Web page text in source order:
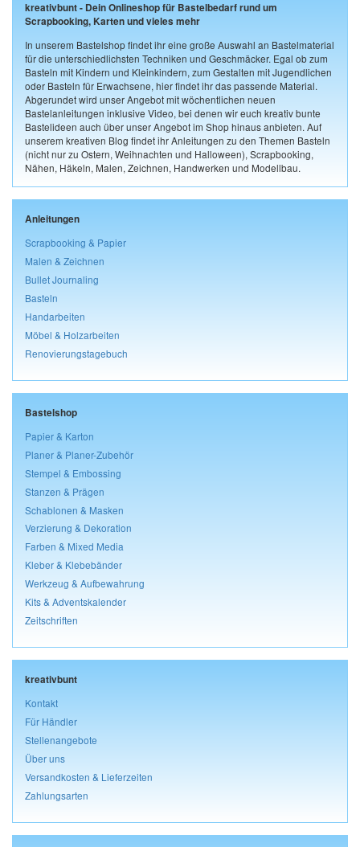
kreativbunt - Dein Onlineshop für Bastelbedarf rund um
Scrapbooking, Karten und vieles mehr
In unserem Bastelshop findet ihr eine große Auswahl an Bastelmaterial
für die unterschiedlichsten Techniken und Geschmäcker. Egal ob zum
Basteln mit Kindern und Kleinkindern, zum Gestalten mit Jugendlichen
oder Basteln für Erwachsene, hier findet ihr das passende Material.
Abgerundet wird unser Angebot mit wöchentlichen neuen
Bastelanleitungen inklusive Video, bei denen wir euch kreativ bunte
Bastelideen auch über unser Angebot im Shop hinaus anbieten. Auf
unserem kreativen Blog findet ihr Anleitungen zu den Themen Basteln
(nicht nur zu Ostern, Weihnachten und Halloween), Scrapbooking,
Nähen, Häkeln, Malen, Zeichnen, Handwerken und Modellbau.
Anleitungen
Scrapbooking & Papier
Malen & Zeichnen
Bullet Journaling
Basteln
Handarbeiten
Möbel & Holzarbeiten
Renovierungstagebuch
Bastelshop
Papier & Karton
Planer & Planer-Zubehör
Stempel & Embossing
Stanzen & Prägen
Schablonen & Masken
Verzierung & Dekoration
Farben & Mixed Media
Kleber & Klebebänder
Werkzeug & Aufbewahrung
Kits & Adventskalender
Zeitschriften
kreativbunt
Kontakt
Für Händler
Stellenangebote
Über uns
Versandkosten & Lieferzeiten
Zahlungsarten